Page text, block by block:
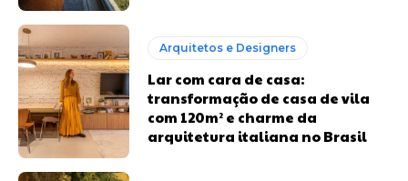
Arquitetos e Designers
Lar com cara de casa:
transformação de casa de vila
com 120m² e charme da
arquitetura italiana no Brasil